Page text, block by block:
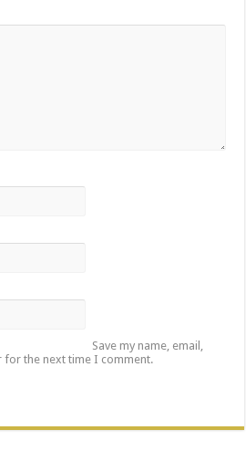
Save my name, email,
for the next time I comment.